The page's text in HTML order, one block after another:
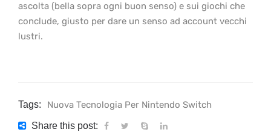
ascolta (bella sopra ogni buon senso) e sui giochi che
conclude, giusto per dare un senso ad account vecchi
lustri.
Tags: Nuova Tecnologia Per Nintendo Switch
Share this post: